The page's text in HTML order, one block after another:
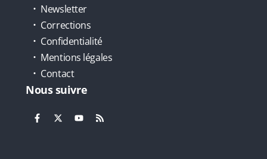
Newsletter
Corrections
Confidentialité
Mentions légales
Contact
Nous suivre